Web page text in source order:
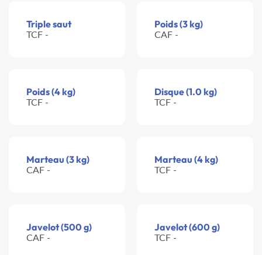
Triple saut
TCF -
Poids (3 kg)
CAF -
Poids (4 kg)
TCF -
Disque (1.0 kg)
TCF -
Marteau (3 kg)
CAF -
Marteau (4 kg)
TCF -
Javelot (500 g)
CAF -
Javelot (600 g)
TCF -